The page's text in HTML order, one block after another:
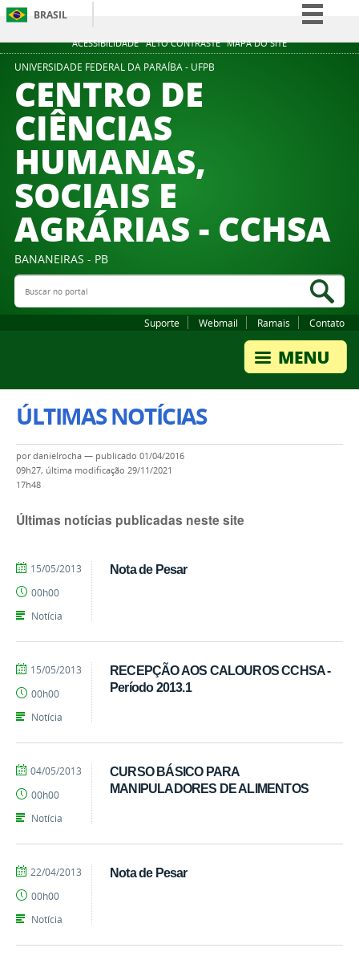
ACESSIBILIDADE ALTO CONTRASTE MAPA DO SITE
BRASIL
Simplifique!
UNIVERSIDADE FEDERAL DA PARAÍBA - UFPB
CENTRO DE
CIÊNCIAS
HUMANAS,
SOCIAIS E
AGRÁRIAS - CCHSA
BANANEIRAS - PB
Buscar no portal
Suporte Webmail Ramais Contato
ÚLTIMAS NOTÍCIAS
pordanielrocha — publicado 01/04/2016
09h27, última modificação 29/11/2021
17h48
Últimas notícias publicadas neste site
Nota de Pesar
por
publicado
15/05/2013
00h00
Notícia
RECEPÇÃO AOS CALOUROS CCHSA -
Período 2013.1
por
publicado
15/05/2013
00h00
Notícia
CURSO BÁSICO PARA
MANIPULADORES DE ALIMENTOS
por
publicado
04/05/2013
00h00
Notícia
Nota de Pesar
por
publicado
22/04/2013
00h00
Notícia